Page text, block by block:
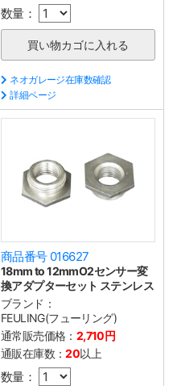
数量：
ネオガレージ在庫数確認
詳細ページ
商品番号 016627
18mm to 12mmO2センサー変
換アダプターセット ステンレス
ブランド：
FEULING(フューリング)
通常販売価格： 2,710円
通販在庫数：20以上
数量：